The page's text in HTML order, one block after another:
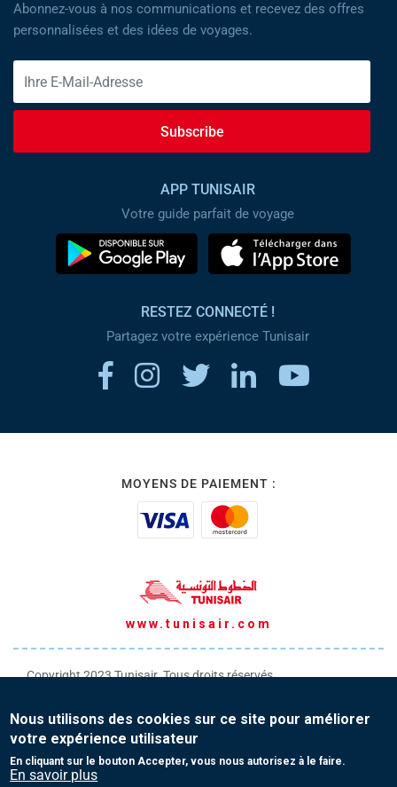
Abonnez-vous à nos communications et recevez des offres
personnalisées et des idées de voyages.
Subscribe
APP TUNISAIR
Votre guide parfait de voyage
RESTEZ CONNECTÉ !
Partagez votre expérience Tunisair
MOYENS DE PAIEMENT :
www.tunisair.com
Copyright 2023 Tunisair. Tous droits réservés
Conditions générales de Vente
Protection de vos données personnelles
Nous utilisons des cookies sur ce site pour améliorer
votre expérience utilisateur
En cliquant sur le bouton Accepter, vous nous autorisez à le faire.
En savoir plus